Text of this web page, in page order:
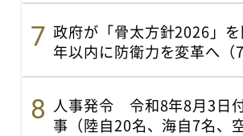
政府が「骨太方針2026」
年以内に防衛力を変革へ（7
人事発令 令和8年8月3日
事（陸自20名、海自7名、